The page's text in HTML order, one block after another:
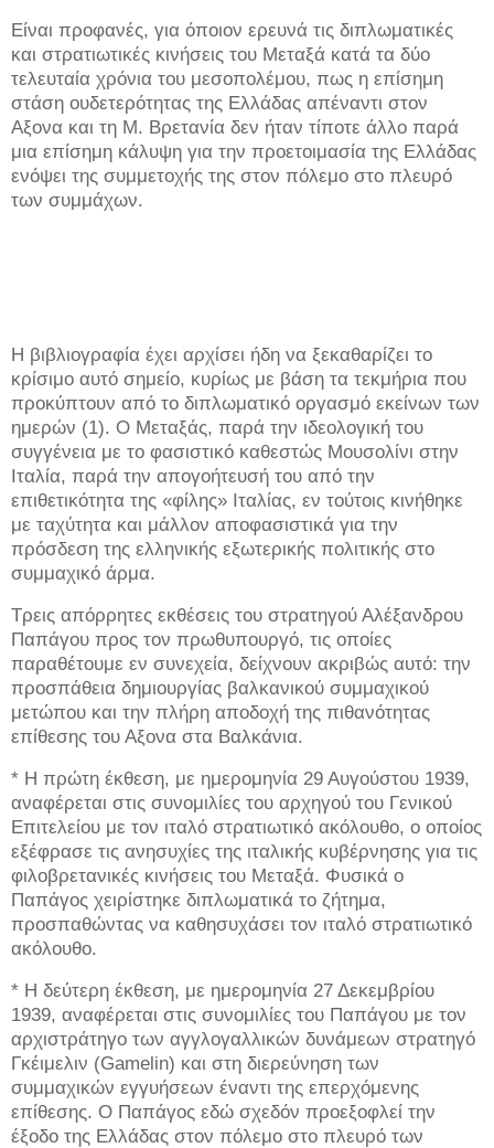
Είναι προφανές, για όποιον ερευνά τις διπλωματικές
και στρατιωτικές κινήσεις του Μεταξά κατά τα δύο
τελευταία χρόνια του μεσοπολέμου, πως η επίσημη
στάση ουδετερότητας της Ελλάδας απέναντι στον
Αξονα και τη Μ. Βρετανία δεν ήταν τίποτε άλλο παρά
μια επίσημη κάλυψη για την προετοιμασία της Ελλάδας
ενόψει της συμμετοχής της στον πόλεμο στο πλευρό
των συμμάχων.
Η βιβλιογραφία έχει αρχίσει ήδη να ξεκαθαρίζει το
κρίσιμο αυτό σημείο, κυρίως με βάση τα τεκμήρια που
προκύπτουν από το διπλωματικό οργασμό εκείνων των
ημερών (1). Ο Μεταξάς, παρά την ιδεολογική του
συγγένεια με το φασιστικό καθεστώς Μουσολίνι στην
Ιταλία, παρά την απογοήτευσή του από την
επιθετικότητα της «φίλης» Ιταλίας, εν τούτοις κινήθηκε
με ταχύτητα και μάλλον αποφασιστικά για την
πρόσδεση της ελληνικής εξωτερικής πολιτικής στο
συμμαχικό άρμα.
Τρεις απόρρητες εκθέσεις του στρατηγού Αλέξανδρου
Παπάγου προς τον πρωθυπουργό, τις οποίες
παραθέτουμε εν συνεχεία, δείχνουν ακριβώς αυτό: την
προσπάθεια δημιουργίας βαλκανικού συμμαχικού
μετώπου και την πλήρη αποδοχή της πιθανότητας
επίθεσης του Αξονα στα Βαλκάνια.
* Η πρώτη έκθεση, με ημερομηνία 29 Αυγούστου 1939,
αναφέρεται στις συνομιλίες του αρχηγού του Γενικού
Επιτελείου με τον ιταλό στρατιωτικό ακόλουθο, ο οποίος
εξέφρασε τις ανησυχίες της ιταλικής κυβέρνησης για τις
φιλοβρετανικές κινήσεις του Μεταξά. Φυσικά ο
Παπάγος χειρίστηκε διπλωματικά το ζήτημα,
προσπαθώντας να καθησυχάσει τον ιταλό στρατιωτικό
ακόλουθο.
* Η δεύτερη έκθεση, με ημερομηνία 27 Δεκεμβρίου
1939, αναφέρεται στις συνομιλίες του Παπάγου με τον
αρχιστράτηγο των αγγλογαλλικών δυνάμεων στρατηγό
Γκέιμελιν (Gamelin) και στη διερεύνηση των
συμμαχικών εγγυήσεων έναντι της επερχόμενης
επίθεσης. Ο Παπάγος εδώ σχεδόν προεξοφλεί την
έξοδο της Ελλάδας στον πόλεμο στο πλευρό των